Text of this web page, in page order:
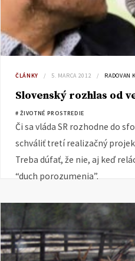
ČLÁNKY 5. MARCA 2012 RADOVAN
Slovenský rozhlas od
# ŽIVOTNÉ PROSTREDIE
Či sa vláda SR rozhodne do
schváliť tretí realizačný
Treba dúfať, že nie, aj keď
“duch porozumenia”.